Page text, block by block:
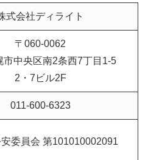
式会社ディライト
〒060-0062
市中央区南2条西7丁目1-5
2・7ビル2F
011-600-6323
委員会 第101010002091